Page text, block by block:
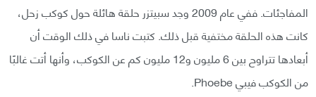
المفاجئات. ففي عام 2009 وجد سبيتزر حلقة هائلة حول كوكب زحل،
كانت هذه الحلقة مختفية قبل ذلك. كتبت ناسا في ذلك الوقت أن
أبعادها تتراوح بين 6 مليون و12 مليون كم عن الكوكب، وأنها أتت غالبًا
من الكوكب فيبي Phoebe.